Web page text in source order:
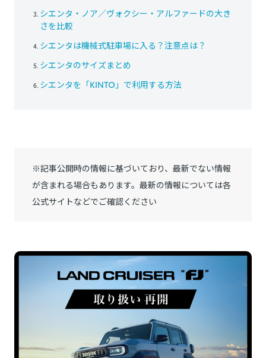
シエンタ・ノア／ヴォクシー・アルファードの大き
さを比較
シエンタは機械式駐車場に入る？注意点は？
シエンタのサイズまとめ
シエンタを「KINTO」で利用する方法
※記事公開時の情報に基づいており、最新でない情報
が含まれる場合もあります。最新の情報については各
公式サイトなどでご確認ください